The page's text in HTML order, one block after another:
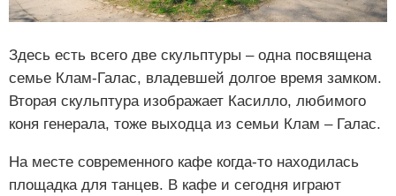
Здесь есть всего две скульптуры – одна посвящена
семье Клам-Галас, владевшей долгое время замком.
Вторая скульптура изображает Касилло, любимого
коня генерала, тоже выходца из семьи Клам – Галас.
На месте современного кафе когда-то находилась
площадка для танцев. В кафе и сегодня играют